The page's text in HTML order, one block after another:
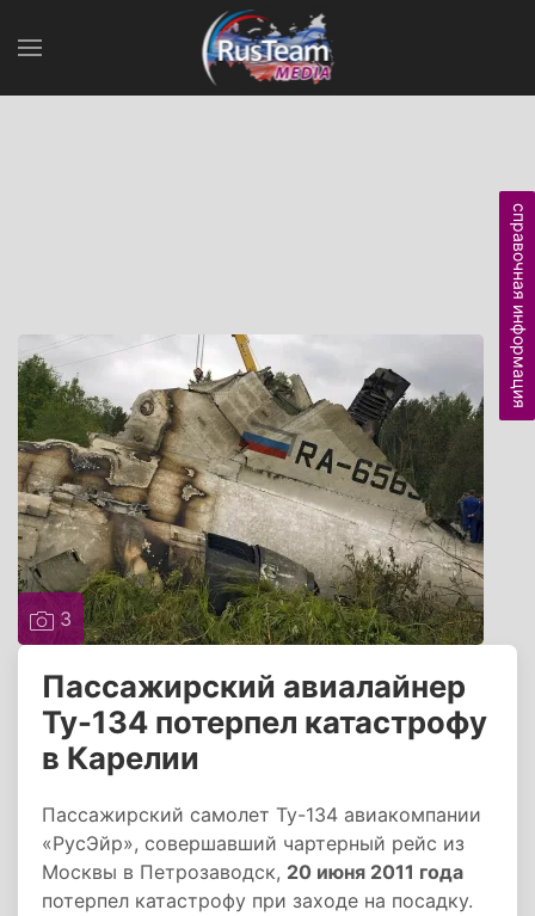
3
Пассажирский авиалайнер
Ту-134 потерпел катастрофу
в Карелии
Пассажирский самолет Ту-134 авиакомпании
«РусЭйр», совершавший чартерный рейс из
Москвы в Петрозаводск, 20 июня 2011 года
потерпел катастрофу при заходе на посадку.
справочная информация